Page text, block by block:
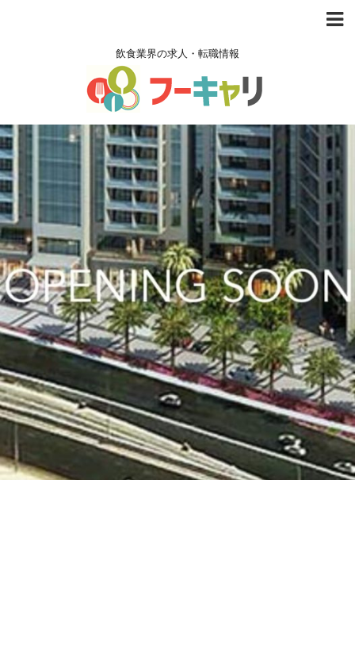
飲食業界の求人・転職情報